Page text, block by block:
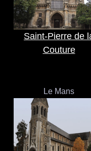
Saint-Pierre de
Couture
Le Mans